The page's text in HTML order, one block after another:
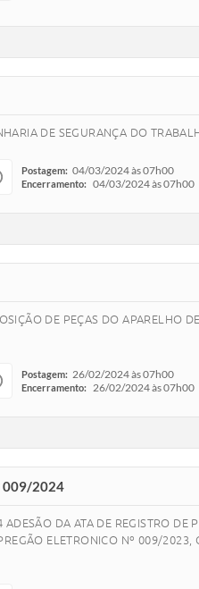
DE SEGURANÇA DO
Postagem: 04/03/2024 às 07h00
Encerramento: 04/03/2024 às 07h00
DE PEÇAS DO APARELHO
Postagem: 26/02/2024 às 07h00
Encerramento: 26/02/2024 às 07h00
009/2024
DA ATA DE REGISTRO
ELETRONICO Nº 009/